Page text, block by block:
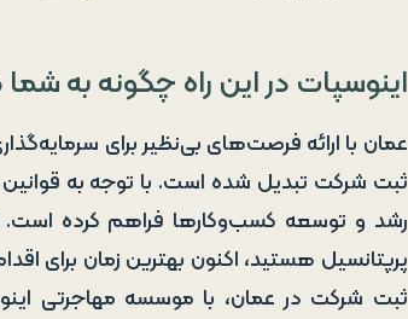
اینوسپات در این راه چگونه به
عمان با ارائه فرصت‌های بی‌نظیر برای
ثبت شرکت تبدیل شده است. با توجه به
رشد و توسعه کسب‌وکارها فراهم کرده است.
پرپتانسیل هستید، اکنون بهترین زمان برای